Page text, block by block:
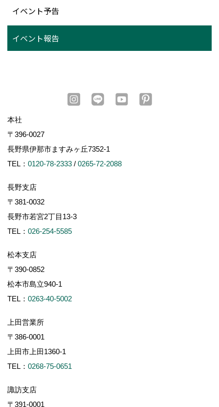
イベント予告
イベント報告
本社
〒396-0027
長野県伊那市ますみヶ丘7352-1
TEL： 0120-78-2333 / 0265-72-2088
長野支店
〒381-0032
長野市若宮2丁目13-3
TEL： 026-254-5585
松本支店
〒390-0852
松本市島立940-1
TEL： 0263-40-5002
上田営業所
〒386-0001
上田市上田1360-1
TEL： 0268-75-0651
諏訪支店
〒391-0001